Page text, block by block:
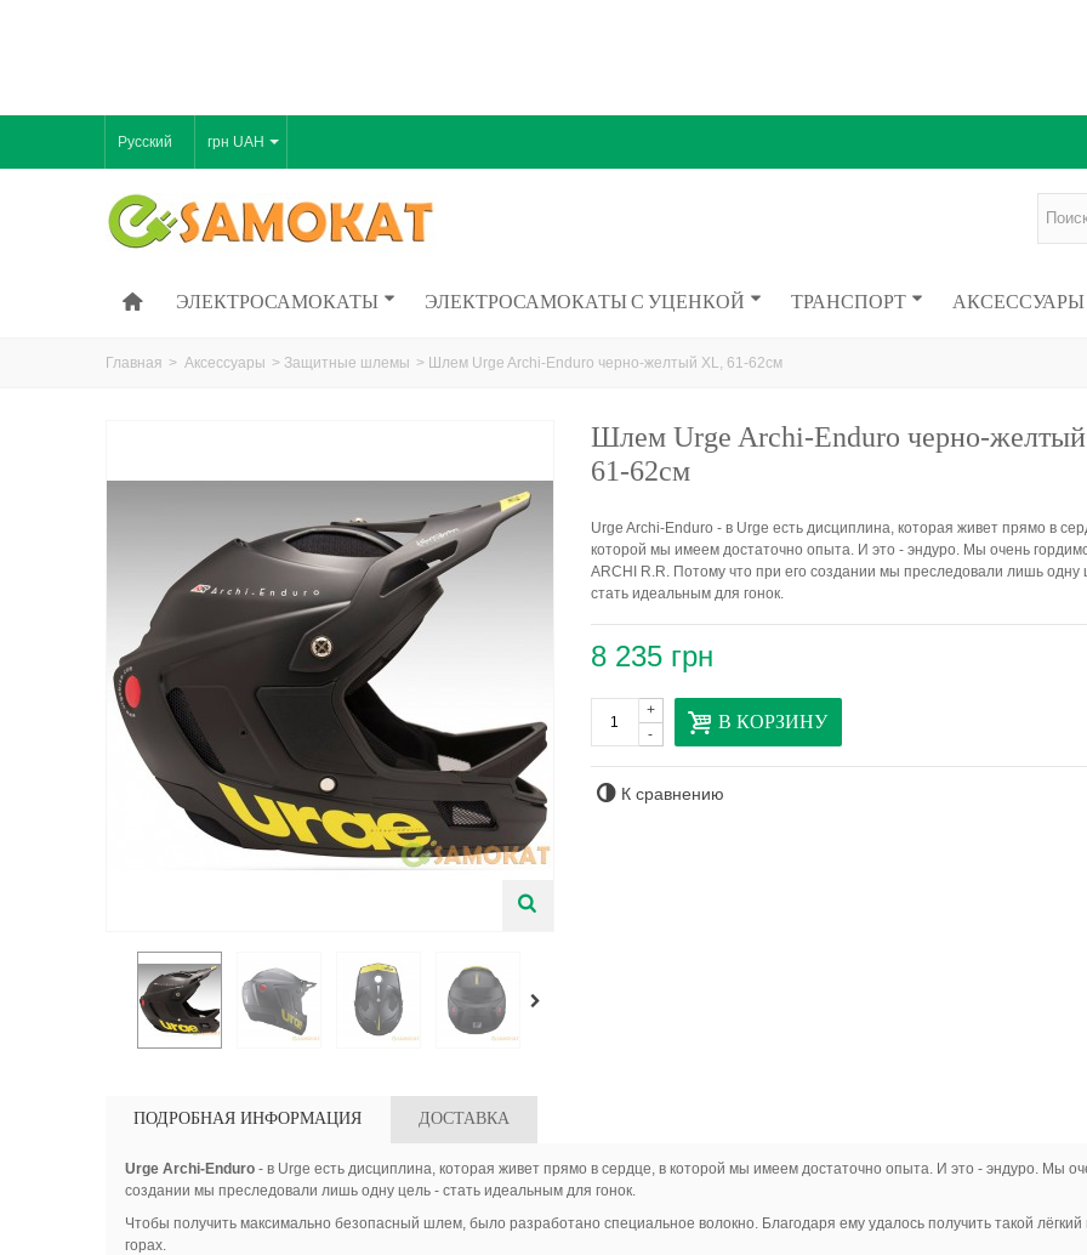
Русский грн UAH
ЭЛЕКТРОСАМОКАТЫ ЭЛЕКТРОСАМОКАТЫ С УЦЕНКОЙ ТРАНСПОРТ АКСЕССУАРЫ
Главная > Аксессуары > Защитные шлемы > Шлем Urge Archi-Enduro черно-желтый XL, 61-62см
Шлем Urge Archi-Enduro черно-
61-62см
Urge Archi-Enduro - в Urge есть дисциплина, которая живет прямо в
которой мы имеем достаточно опыта. И это - эндуро. Мы очень
ARCHI R.R. Потому что при его создании мы преследовали лишь одну
стать идеальным для гонок.
8 235 грн
-
+ В КОРЗИНУ
К сравнению
ПОДРОБНАЯ ИНФОРМАЦИЯ ДОСТАВКА
Urge Archi-Enduro- в Urge есть дисциплина, которая живет прямо в сердце, в которой мы имеем достаточно опыта. И это - эндуро. Мы
создании мы преследовали лишь одну цель - стать идеальным для гонок.
Чтобы получить максимально безопасный шлем, было разработано специальное волокно. Благодаря ему удалось получить такой
горах.